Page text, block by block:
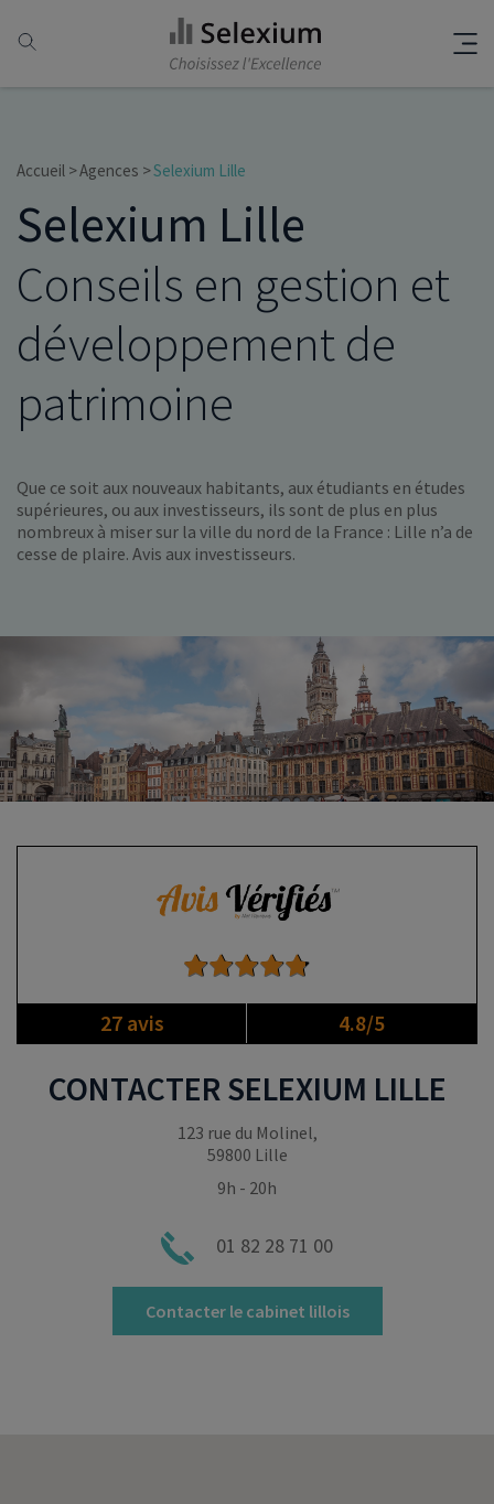
Accueil Agences Selexium Lille
Selexium Lille
Conseils en gestion et
développement de
patrimoine
Que ce soit aux nouveaux habitants, aux étudiants en études
supérieures, ou aux investisseurs, ils sont de plus en plus
nombreux à miser sur la ville du nord de la France : Lille n’a de
cesse de plaire. Avis aux investisseurs.
27 avis 4.8/5
CONTACTERSELEXIUM LILLE
123 rue du Molinel,
59800 Lille
9h - 20h
01 82 28 71 00
Contacter le cabinet lillois